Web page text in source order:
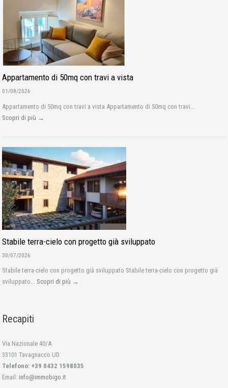
Appartamento di 50mq con travi a vista
01/08/2026
Appartamento di 50mq con travi a vista Appartamento di 50mq con travi...
Scopri di più →
Stabile terra-cielo con progetto già sviluppato
30/07/2026
Stabile terra-cielo con progetto già sviluppato Stabile terra-cielo con progetto già
sviluppato... Scopri di più →
Recapiti
Via Nazionale 40/A
33101 Tavagnacco UD
Telefono: +39 0432 1598035
Email: info@immobigo.it